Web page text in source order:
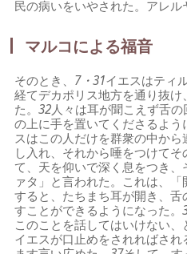
民の病いをいやされた。アレル
マルコによる福音
そのとき、 7・31イエスはティ
経てデカポリス地方を通り抜
た。32人々は耳が聞こえず舌
の上に手を置いてくださるよう
スはこの人だけを群衆の中か
し入れ、それから唾をつけて
て、天を仰いで深く息をつき
ァタ」と言われた。これは、
すると、たちまち耳が開き、
すことができるようになった。
このことを話してはいけない、
イエスが口止めをされればさ